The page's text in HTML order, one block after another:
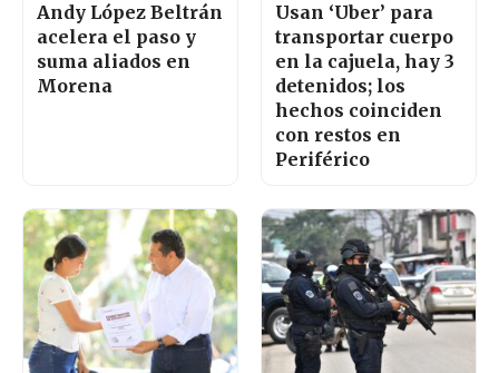
Andy López Beltrán
acelera el paso y
suma aliados en
Morena
Usan ‘Uber’ para
transportar cuerpo
en la cajuela, hay 3
detenidos; los
hechos coinciden
con restos en
Periférico